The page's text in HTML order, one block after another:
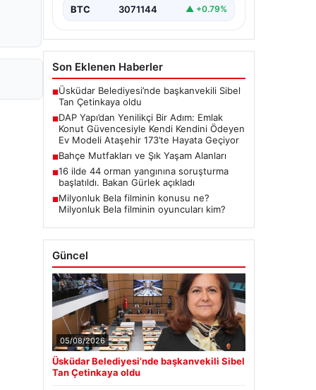
Gayrimenkul Geliştirme, dikkat çekici
BTC 3071144 ▲ +0.79%
Son Eklenen Haberler
■Üsküdar Belediyesi’nde başkanvekili Sibel
Tan Çetinkaya oldu
■DAP Yapı’dan Yenilikçi Bir Adım: Emlak
Konut Güvencesiyle Kendi Kendini Ödeyen
Ev Modeli Ataşehir 173’te Hayata Geçiyor
■Bahçe Mutfakları ve Şık Yaşam Alanları
■16 ilde 44 orman yangınına soruşturma
başlatıldı. Bakan Gürlek açıkladı
■Milyonluk Bela filminin konusu ne?
Milyonluk Bela filminin oyuncuları kim?
Güncel
05/08/2026
Üsküdar Belediyesi’nde başkanvekili Sibel
Tan Çetinkaya oldu